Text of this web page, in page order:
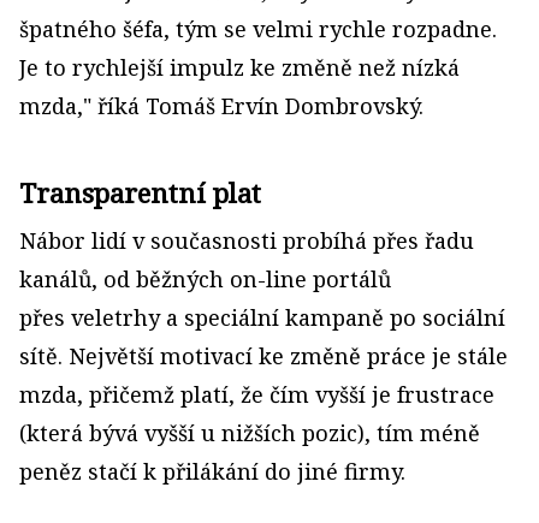
špatného šéfa, tým se velmi rychle rozpadne.
Je to rychlejší impulz ke změně než nízká
mzda," říká Tomáš Ervín Dombrovský.
Transparentní plat
Nábor lidí v současnosti probíhá přes řadu
kanálů, od běžných on-line portálů
přes veletrhy a speciální kampaně po sociální
sítě. Největší motivací ke změně práce je stále
mzda, přičemž platí, že čím vyšší je frustrace
(která bývá vyšší u nižších pozic), tím méně
peněz stačí k přilákání do jiné firmy.